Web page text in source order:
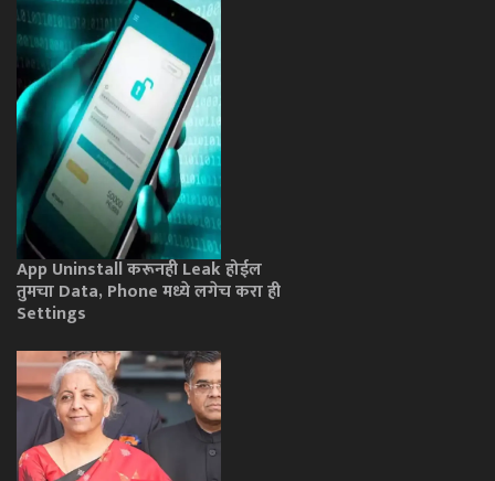
App Uninstall करूनही Leak होईल
तुमचा Data, Phone मध्ये लगेच करा ही
Settings